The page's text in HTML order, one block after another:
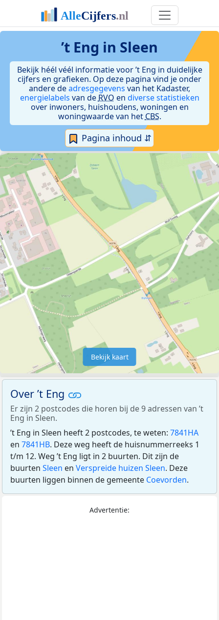
’t Eng in Sleen
Bekijk héél véél informatie voor ’t Eng in duidelijke
cijfers en grafieken. Op deze pagina vind je onder
andere deadresgegevens van het Kadaster,
energielabels van de RVO en diverse statistieken
over inwoners, huishoudens, woningen en
woningwaarde van het CBS.
Pagina inhoud ⇵
Bekijk kaart
Over ’t Eng
Er zijn 2 postcodes die horen bij de 9 adressen van ’t
Eng in Sleen.
’t Eng in Sleen heeft 2 postcodes, te weten: 7841HA
en 7841HB. Deze weg heeft de huisnummerreeks 1
t/m 12. Weg ’t Eng ligt in 2 buurten. Dit zijn de
buurten Sleen en Verspreide huizen Sleen. Deze
buurten liggen binnen de gemeente Coevorden.
Advertentie: